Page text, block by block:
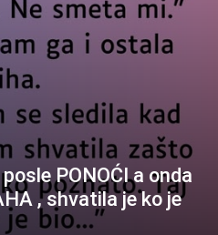
PONOĆI a onda
, shvatila je ko je